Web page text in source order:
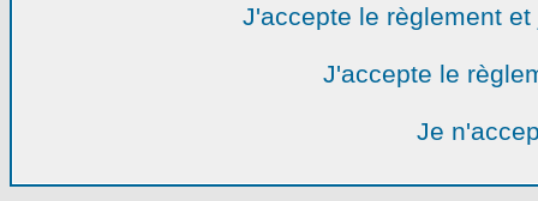
J'accepte le règlement
J'accepte le
Je